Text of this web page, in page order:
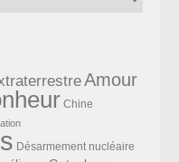
Amour
Chine
Désarmement nucléaire